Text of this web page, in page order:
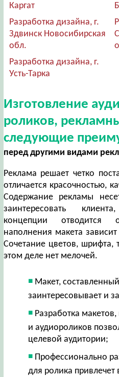
Каргат
Разработка дизайна, г.
Здвинск Новосибирская
обл.
Разработка дизайна, г.
Усть-Тарка
Изготовление
роликов,
следующие
перед другими видами
Реклама решает четко
отличается красочностью,
Содержание рекламы
заинтересовать
концепции
наполнения макета
Сочетание цветов,
этом деле нет мелочей.
Макет,
заинтересовывает и
Разработка
и аудиороликов
целевой аудитории;
Профессионально
для ролика